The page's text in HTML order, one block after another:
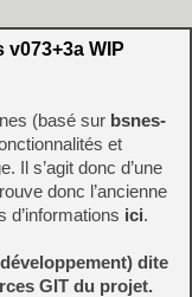
v073+3a WIP
(basé sur bsnes-
et
Il s’agit donc d’une
donc l’ancienne
d’informations ici.
dite
GIT du projet.